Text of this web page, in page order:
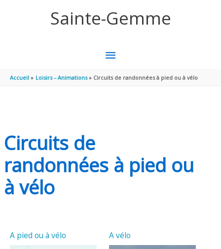
Sainte-Gemme
MENU
PRINCIPAL
Accueil Loisirs – Animations Circuits de randonnées à pied ou à vélo
Circuits de
randonnées à pied ou
à vélo
A pied ou à vélo A vélo